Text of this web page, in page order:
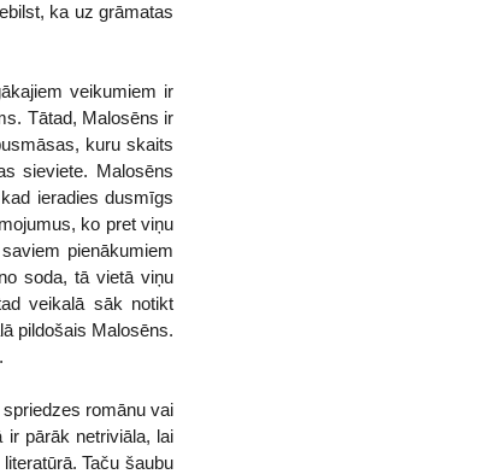
ka uz grāmatas
veikumiem ir
Tātad, Malosēns ir
kuru skaits
sieviete. Malosēns
ieradies dusmīgs
ko pret viņu
pienākumiem
soda, tā vietā viņu
veikalā sāk notikt
pildošais Malosēns.
romānu vai
pārāk netriviāla, lai
Taču šaubu